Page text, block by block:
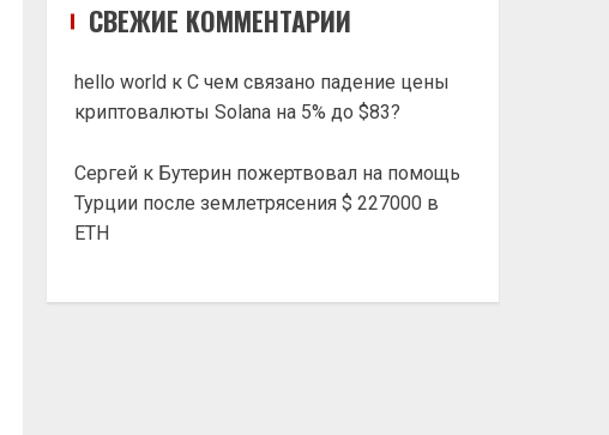
СВЕЖИЕ КОММЕНТАРИИ
hello world кС чем связано падение цены
криптовалюты Solana на 5% до $83?
Сергей к Бутерин пожертвовал на помощь
Турции после землетрясения $ 227000 в
ETH